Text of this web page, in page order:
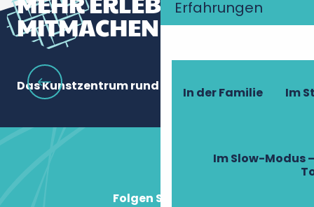
Erfahrungen
In der Familie Im
Im Slow-Modus
MITMACHEN
Das Kunstzentrum rund um die Weide
Folgen Sie uns!